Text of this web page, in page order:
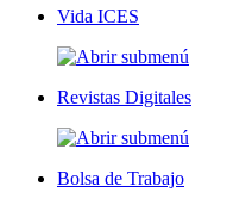
Vida ICES
Revistas Digitales
Bolsa de Trabajo